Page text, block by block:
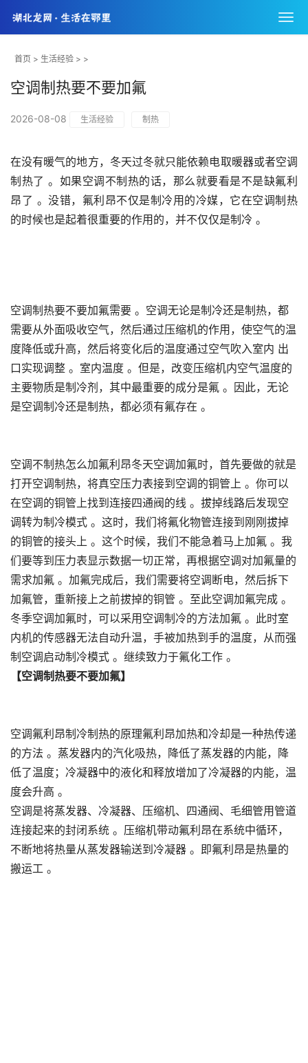
首页 > 生活经验 > >
空调制热要不要加氟
2026-08-08 生活经验 制热
在没有暖气的地方，冬天过冬就只能依赖电取暖器或者空调
制热了 。如果空调不制热的话，那么就要看是不是缺氟利
昂了 。没错，氟利昂不仅是制冷用的冷媒，它在空调制热
的时候也是起着很重要的作用的，并不仅仅是制冷 。
空调制热要不要加氟需要 。空调无论是制冷还是制热，都
需要从外面吸收空气，然后通过压缩机的作用，使空气的温
度降低或升高，然后将变化后的温度通过空气吹入室内 出
口实现调整 。室内温度 。但是，改变压缩机内空气温度的
主要物质是制冷剂，其中最重要的成分是氟 。因此，无论
是空调制冷还是制热，都必须有氟存在 。
空调不制热怎么加氟利昂冬天空调加氟时，首先要做的就是
打开空调制热，将真空压力表接到空调的铜管上 。你可以
在空调的铜管上找到连接四通阀的线 。拔掉线路后发现空
调转为制冷模式 。这时，我们将氟化物管连接到刚刚拔掉
的铜管的接头上 。这个时候，我们不能急着马上加氟 。我
们要等到压力表显示数据一切正常，再根据空调对加氟量的
需求加氟 。加氟完成后，我们需要将空调断电，然后拆下
加氟管，重新接上之前拔掉的铜管 。至此空调加氟完成 。
冬季空调加氟时，可以采用空调制冷的方法加氟 。此时室
内机的传感器无法自动升温，手被加热到手的温度，从而强
制空调启动制冷模式 。继续致力于氟化工作 。
【空调制热要不要加氟】
空调氟利昂制冷制热的原理氟利昂加热和冷却是一种热传递
的方法 。蒸发器内的汽化吸热，降低了蒸发器的内能，降
低了温度；冷凝器中的液化和释放增加了冷凝器的内能，温
度会升高 。
空调是将蒸发器、冷凝器、压缩机、四通阀、毛细管用管道
连接起来的封闭系统 。压缩机带动氟利昂在系统中循环，
不断地将热量从蒸发器输送到冷凝器 。即氟利昂是热量的
搬运工 。